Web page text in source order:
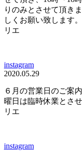
りのみとさせて頂き
しくお願い致します
リエ
instagram
2020.05.29
６月の営業日のご案
曜日は臨時休業とさ
リエ
instagram